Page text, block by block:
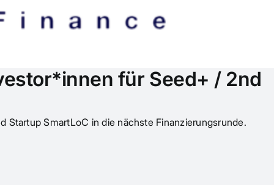
für Seed+ / 2nd
Startup SmartLoC in die nächste Finanzierungsrunde.